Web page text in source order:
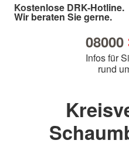
Kostenlose DRK-Hotline.
Wir beraten Sie gerne.
08000
Infos für
rund